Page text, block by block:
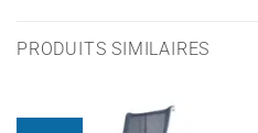
PRODUITS SIMILAIRES